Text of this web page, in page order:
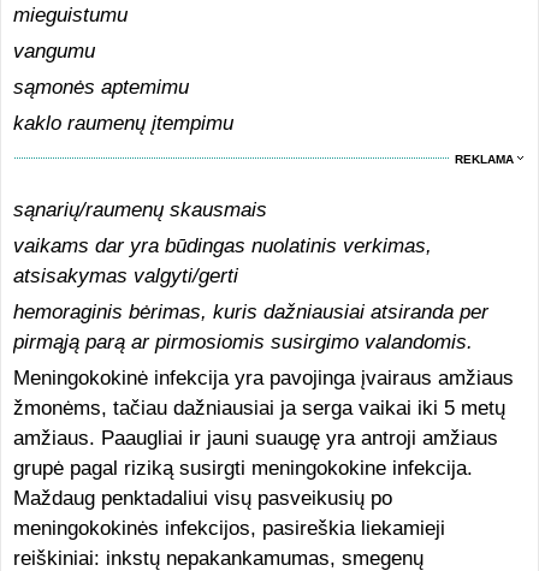
mieguistumu
vangumu
sąmonės aptemimu
kaklo raumenų įtempimu
REKLAMA
sąnarių/raumenų skausmais
vaikams dar yra būdingas nuolatinis verkimas,
atsisakymas valgyti/gerti
hemoraginis bėrimas, kuris dažniausiai atsiranda per
pirmąją parą ar pirmosiomis susirgimo valandomis.
Meningokokinė infekcija yra pavojinga įvairaus amžiaus
žmonėms, tačiau dažniausiai ja serga vaikai iki 5 metų
amžiaus. Paaugliai ir jauni suaugę yra antroji amžiaus
grupė pagal riziką susirgti meningokokine infekcija.
Maždaug penktadaliui visų pasveikusių po
meningokokinės infekcijos, pasireškia liekamieji
reiškiniai: inkstų nepakankamumas, smegenų